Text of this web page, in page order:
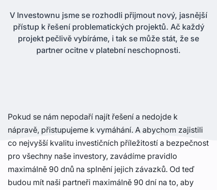
V Investownu jsme se rozhodli přijmout nový, jasnější
přístup k řešení problematických projektů. Ač každý
projekt pečlivě vybíráme, i tak se může stát, že se
partner ocitne v platební neschopnosti.
Pokud se nám nepodaří najít řešení a nedojde k
nápravě, přistupujeme k vymáhání. A abychom zajistili
co nejvyšší kvalitu investičních příležitostí a bezpečnost
pro všechny naše investory, zavádíme pravidlo
maximálně 90 dnů na splnění jejich závazků. Od teď
budou mít naši partneři maximálně 90 dní na to, aby